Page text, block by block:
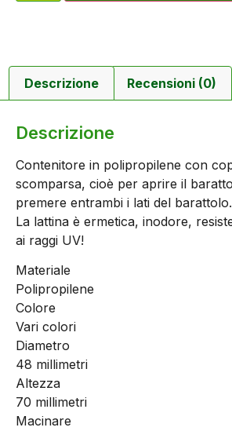
Descrizione Recensioni (0)
Descrizione
Contenitore in polipropilene con
scomparsa, cioè per aprire il
premere entrambi i lati del barattolo.
La lattina è ermetica, inodore,
ai raggi UV!
Materiale
Polipropilene
Colore
Vari colori
Diametro
48 millimetri
Altezza
70 millimetri
Macinare